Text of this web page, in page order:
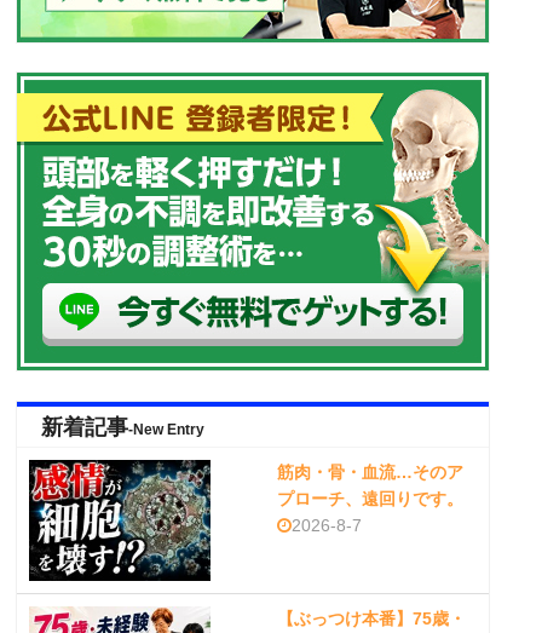
新着記事-New Entry
筋肉・骨・血流…そのア
プローチ、遠回りです。
2026-8-7
【ぶっつけ本番】75歳・